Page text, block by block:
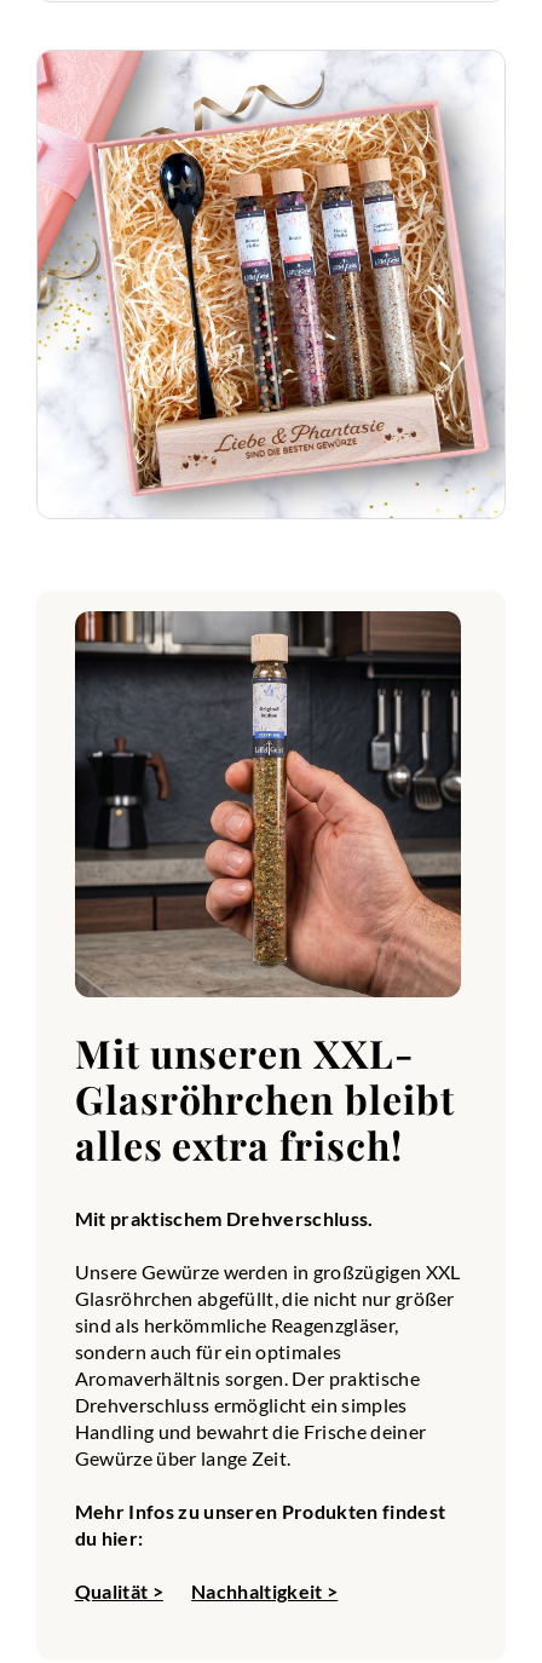
Mit unseren XXL-
Glasröhrchen bleibt
alles extra frisch!
Mit praktischem Drehverschluss.
Unsere Gewürze werden in großzügigen XXL
Glasröhrchen abgefüllt, die nicht nur größer
sind als herkömmliche Reagenzgläser,
sondern auch für ein optimales
Aromaverhältnis sorgen. Der praktische
Drehverschluss ermöglicht ein simples
Handling und bewahrt die Frische deiner
Gewürze über lange Zeit.
Mehr Infos zu unseren Produkten findest
du hier:
Qualität > Nachhaltigkeit >